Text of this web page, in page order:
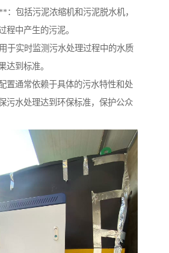
：包括污泥浓缩机和污泥脱水机，
程中产生的污泥。
于实时监测污水处理过程中的水质
达到标准。
置通常依赖于具体的污水特性和处
污水处理达到环保标准，保护公众